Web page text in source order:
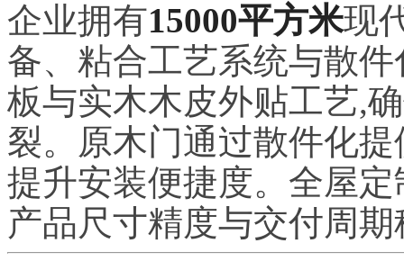
企业拥有15000平方米现
备、粘合工艺系统与散
板与实木木皮外贴工艺,
裂。原木门通过散件化
提升安装便捷度。全屋
产品尺寸精度与交付周